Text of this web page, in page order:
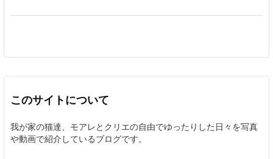
このサイトについて
我が家の猫達、モアレとクリエの自由でゆったりした日々を写真
や動画で紹介しているブログです。